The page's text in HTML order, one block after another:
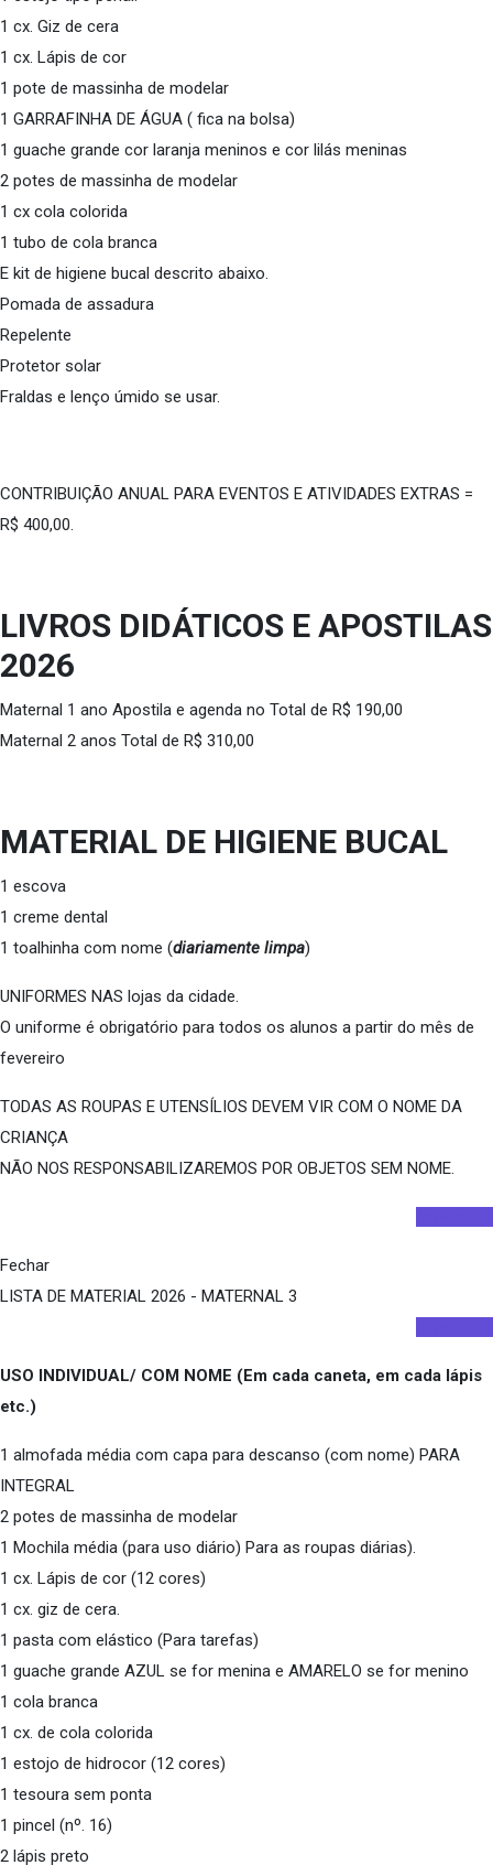
1 cx. Giz de cera
1 cx. Lápis de cor
1 pote de massinha de modelar
1 GARRAFINHA DE ÁGUA ( fica na bolsa)
1 guache grande cor laranja meninos e cor lilás meninas
2 potes de massinha de modelar
1 cx cola colorida
1 tubo de cola branca
E kit de higiene bucal descrito abaixo.
Pomada de assadura
Repelente
Protetor solar
Fraldas e lenço úmido se usar.
CONTRIBUIÇÃO ANUAL PARA EVENTOS E ATIVIDADES EXTRAS =
R$ 400,00.
LIVROS DIDÁTICOS E APOSTILAS
2026
Maternal 1 ano Apostila e agenda no Total de R$ 190,00
Maternal 2 anos Total de R$ 310,00
MATERIAL DE HIGIENE BUCAL
1 escova
1 creme dental
1 toalhinha com nome (diariamente limpa)
UNIFORMES NAS lojas da cidade.
O uniforme é obrigatório para todos os alunos a partir do mês de
fevereiro
TODAS AS ROUPAS E UTENSÍLIOS DEVEM VIR COM O NOME DA
CRIANÇA
NÃO NOS RESPONSABILIZAREMOS POR OBJETOS SEM NOME.
Fechar
LISTA DE MATERIAL 2026 - MATERNAL 3
USO INDIVIDUAL/ COM NOME (Em cada caneta, em cada lápis
etc.)
1 almofada média com capa para descanso (com nome) PARA
INTEGRAL
2 potes de massinha de modelar
1 Mochila média (para uso diário) Para as roupas diárias).
1 cx. Lápis de cor (12 cores)
1 cx. giz de cera.
1 pasta com elástico (Para tarefas)
1 guache grande AZUL se for menina e AMARELO se for menino
1 cola branca
1 cx. de cola colorida
1 estojo de hidrocor (12 cores)
1 tesoura sem ponta
1 pincel (nº. 16)
2 lápis preto